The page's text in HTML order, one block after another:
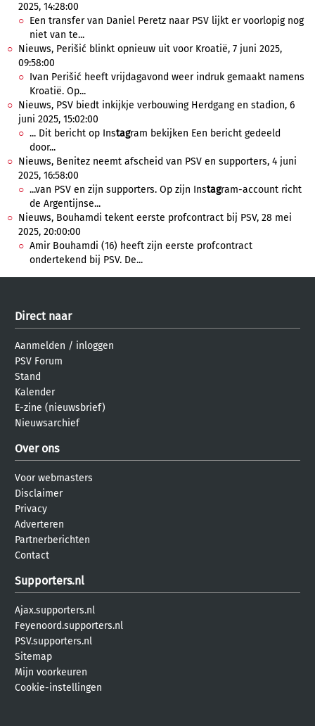
2025, 14:28:00
Een transfer van Daniel Peretz naar PSV lijkt er voorlopig nog
niet van te...
Nieuws, Perišić blinkt opnieuw uit voor Kroatië, 7 juni 2025,
09:58:00
Ivan Perišić heeft vrijdagavond weer indruk gemaakt namens
Kroatië. Op...
Nieuws, PSV biedt inkijkje verbouwing Herdgang en stadion, 6
juni 2025, 15:02:00
... Dit bericht op Instagram bekijken Een bericht gedeeld
door...
Nieuws, Benitez neemt afscheid van PSV en supporters, 4 juni
2025, 16:58:00
...van PSV en zijn supporters. Op zijn Instagram-account richt
de Argentijnse...
Nieuws, Bouhamdi tekent eerste profcontract bij PSV, 28 mei
2025, 20:00:00
Amir Bouhamdi (16) heeft zijn eerste profcontract
ondertekend bij PSV. De...
Direct naar
Aanmelden / inloggen
PSV Forum
Stand
Kalender
E-zine (nieuwsbrief)
Nieuwsarchief
Over ons
Voor webmasters
Disclaimer
Privacy
Adverteren
Partnerberichten
Contact
Supporters.nl
Ajax.supporters.nl
Feyenoord.supporters.nl
PSV.supporters.nl
Sitemap
Mijn voorkeuren
Cookie-instellingen